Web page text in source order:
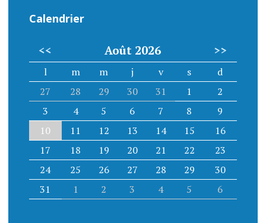
Calendrier
<< Août 2026 >>
l m m j v s
d
27
28 29 30 31 1
2
3
4 5 6 7 8
9
10
11 12 13 14 15
16
17
18 19 20 21 22
23
24
25 26 27 28 29
30
31
1 2 3 4 5 6